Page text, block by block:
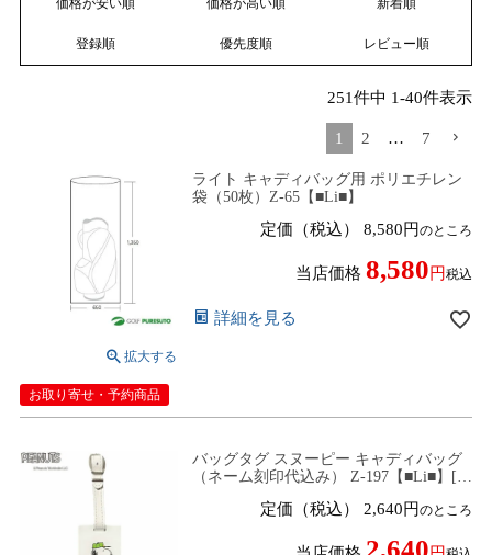
登録順 優先度順 レビュー順
251件中 1-40件表示
1 2 … 7
ライト キャディバッグ用 ポリエチレン
袋（50枚）Z-65【■Li■】
定価（税込） 8,580 のところ
当店価格 8,580 税込
詳細を見る
お取り寄せ・予約商品
バッグタグ スヌーピー キャディバッグ
（ネーム刻印代込み） Z-197【■Li■】[ネ
定価（税込） 2,640 のところ